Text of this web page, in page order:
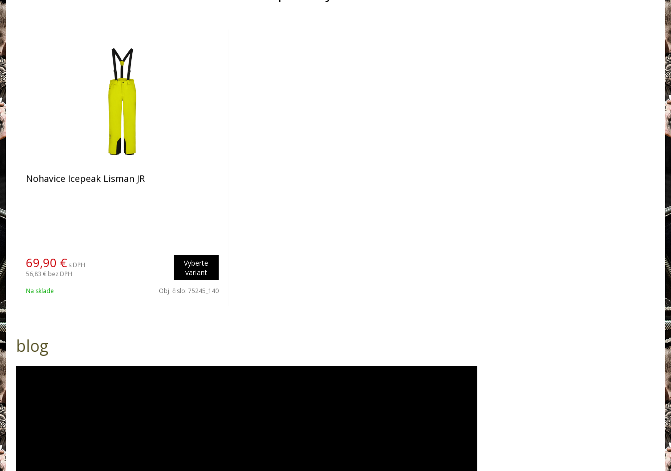
Nohavice Icepeak Lisman JR
69,90 € s DPH
56,83 € bez DPH
Vyberte
variant
Na sklade Obj. čislo: 75245_140
blog